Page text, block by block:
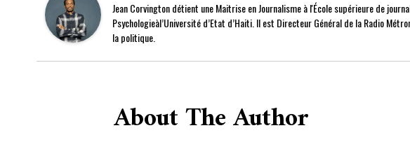
Jean Corvington détient une Maitrise en Journalisme à l'École supérieure de
Psychologieàl’Université d’Etat d’Haiti. Il est Directeur Général de la Radio
la politique.
About The Author